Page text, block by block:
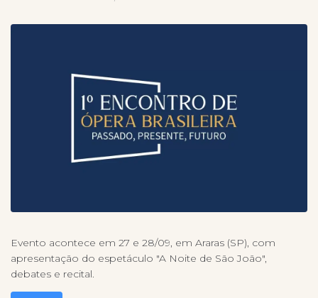
Evento acontece em 27 e 28/09, em Araras (SP), com
apresentação do espetáculo "A Noite de São João",
debates e recital.